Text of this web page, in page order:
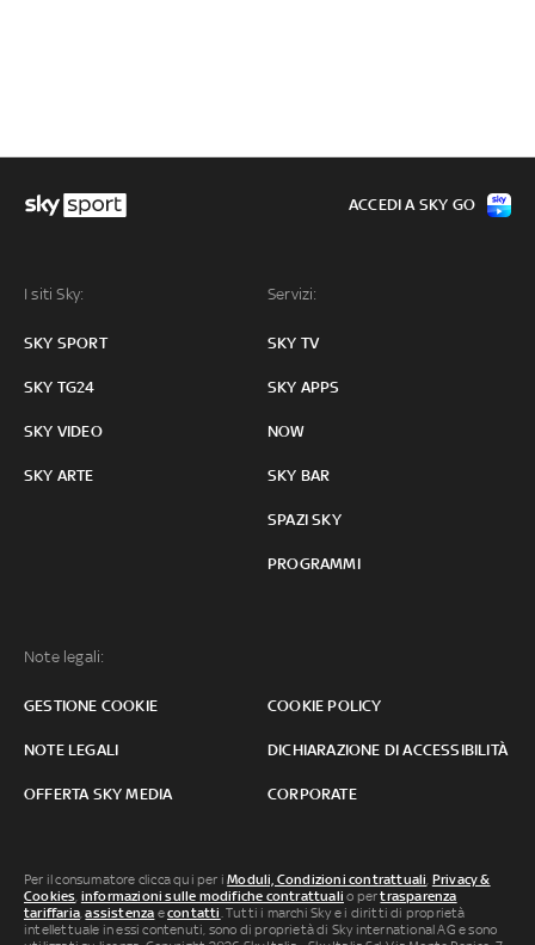
I siti Sky:
SKY SPORT
SKY TG24
SKY VIDEO
SKY ARTE
Servizi:
SKY TV
SKY APPS
NOW
SKY BAR
SPAZI SKY
PROGRAMMI
Note legali:
GESTIONE COOKIE COOKIE POLICY
NOTE LEGALI DICHIARAZIONE DI ACCESSIBILITÀ
OFFERTA SKY MEDIA CORPORATE
ACCEDI A SKY GO
Per il consumatore clicca qui per iModuli, Condizioni contrattuali Privacy &
Cookies informazioni sulle modifiche contrattuali o pertrasparenza
tariffaria ,assistenza econtatti . Tutti i marchi Sky e i diritti di proprietà
intellettuale in essi contenuti, sono di proprietà di Sky international AG e sono